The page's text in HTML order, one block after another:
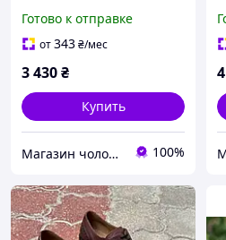
Готово к отправке
от343₴/мес
3 430₴
Купить
Магазин чоловічого взуття Bims.shoes 100%